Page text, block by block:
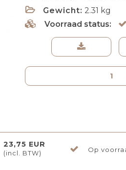
Gewicht: 2.31 kg
Voorraad status:
23,75 EUR
(incl. BTW) Op